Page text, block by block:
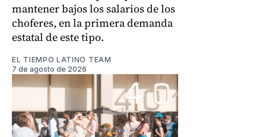
mantener bajos los salarios de los
choferes, en la primera demanda
estatal de este tipo.
EL TIEMPO LATINO TEAM
7 de agosto de 2026